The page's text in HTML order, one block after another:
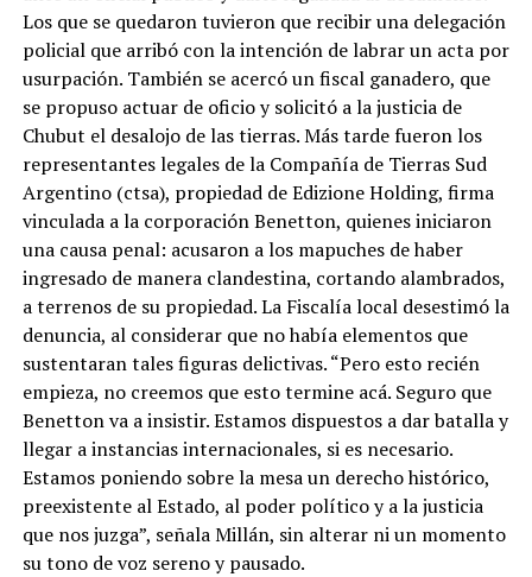
Los que se quedaron tuvieron que recibir una delegación
policial que arribó con la intención de labrar un acta por
usurpación. También se acercó un fiscal ganadero, que
se propuso actuar de oficio y solicitó a la justicia de
Chubut el desalojo de las tierras. Más tarde fueron los
representantes legales de la Compañía de Tierras Sud
Argentino (ctsa), propiedad de Edizione Holding, firma
vinculada a la corporación Benetton, quienes iniciaron
una causa penal: acusaron a los mapuches de haber
ingresado de manera clandestina, cortando alambrados,
a terrenos de su propiedad. La Fiscalía local desestimó la
denuncia, al considerar que no había elementos que
sustentaran tales figuras delictivas. “Pero esto recién
empieza, no creemos que esto termine acá. Seguro que
Benetton va a insistir. Estamos dispuestos a dar batalla y
llegar a instancias internacionales, si es necesario.
Estamos poniendo sobre la mesa un derecho histórico,
preexistente al Estado, al poder político y a la justicia
que nos juzga”, señala Millán, sin alterar ni un momento
su tono de voz sereno y pausado.